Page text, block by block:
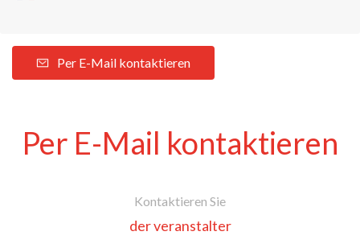
Per E-Mail kontaktieren
Per E-Mail kontaktieren
Kontaktieren Sie
der veranstalter